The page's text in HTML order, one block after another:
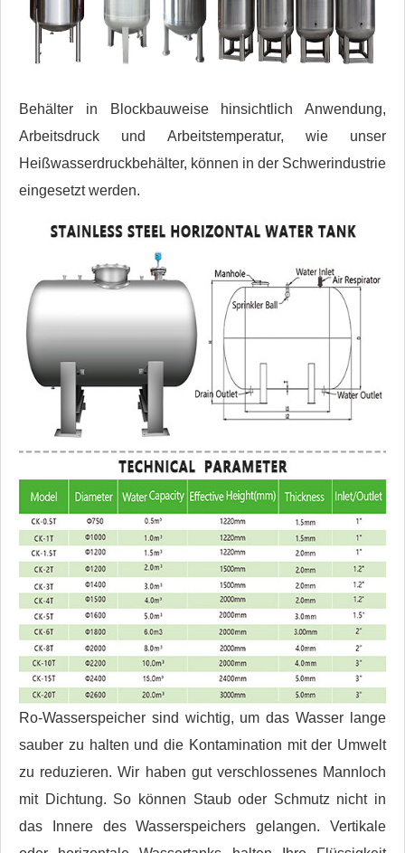
Behälter in Blockbauweise hinsichtlich Anwendung,
Arbeitsdruck und Arbeitstemperatur, wie unser
Heißwasserdruckbehälter, können in der Schwerindustrie
eingesetzt werden.
Ro-Wasserspeicher sind wichtig, um das Wasser lange
sauber zu halten und die Kontamination mit der Umwelt
zu reduzieren. Wir haben gut verschlossenes Mannloch
mit Dichtung. So können Staub oder Schmutz nicht in
das Innere des Wasserspeichers gelangen. Vertikale